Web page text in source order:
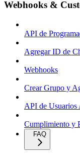
Webhooks &
API de
Agregar ID de
Webhooks
Crear Grupo y
API de Usuarios
Cumplimiento y
FAQ